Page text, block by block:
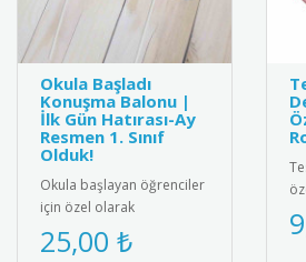
Okula Başladı
Konuşma Balonu |
İlk Gün Hatırası-Ay
Resmen 1. Sınıf
Olduk!
Okula başlayan öğrenciler
için özel olarak
tasarlanmış konuşma
balonu. Anaokulu, ilkokul
25,00 ₺